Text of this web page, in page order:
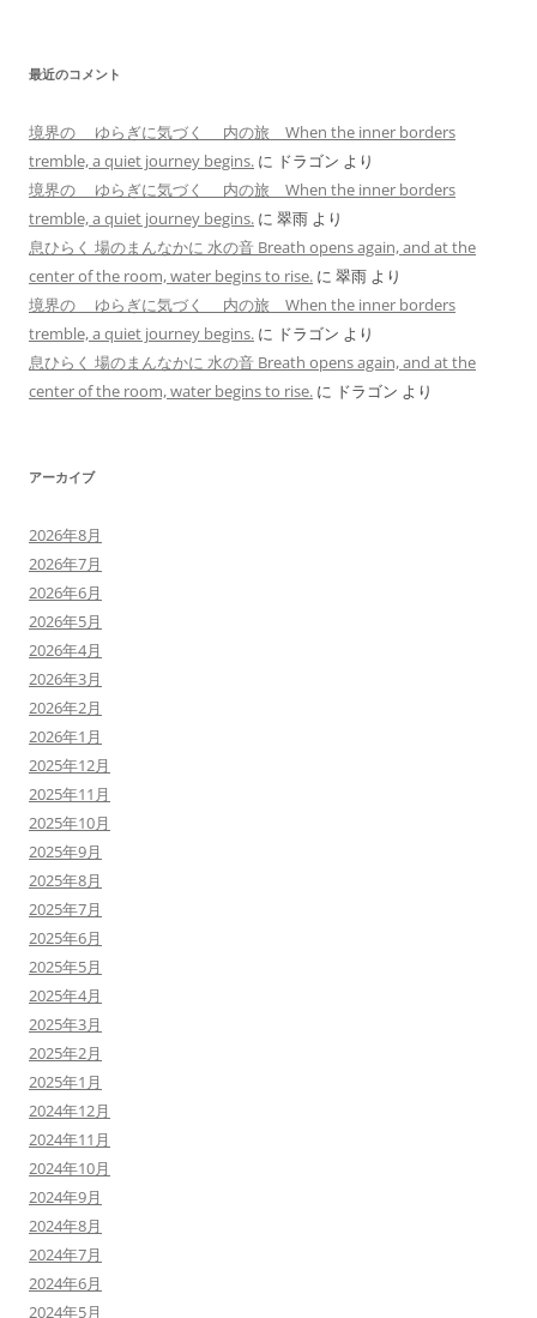
最近のコメント
境界の ゆらぎに気づく 内の旅 When the inner borders
tremble, a quiet journey begins. に ドラゴン より
境界の ゆらぎに気づく 内の旅 When the inner borders
tremble, a quiet journey begins. に 翠雨 より
息ひらく 場のまんなかに 水の音 Breath opens again, and at the
center of the room, water begins to rise. に 翠雨 より
境界の ゆらぎに気づく 内の旅 When the inner borders
tremble, a quiet journey begins. に ドラゴン より
息ひらく 場のまんなかに 水の音 Breath opens again, and at the
center of the room, water begins to rise. に ドラゴン より
アーカイブ
2026年8月
2026年7月
2026年6月
2026年5月
2026年4月
2026年3月
2026年2月
2026年1月
2025年12月
2025年11月
2025年10月
2025年9月
2025年8月
2025年7月
2025年6月
2025年5月
2025年4月
2025年3月
2025年2月
2025年1月
2024年12月
2024年11月
2024年10月
2024年9月
2024年8月
2024年7月
2024年6月
2024年5月